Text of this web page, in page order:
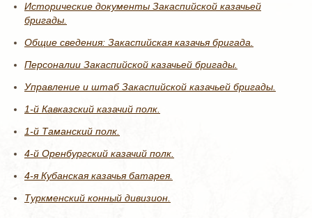
Исторические документы Закаспийской казачьей
бригады.
Общие сведения: Закаспийская казачья бригада.
Персоналии Закаспийской казачьей бригады.
Управление и штаб Закаспийской казачьей бригады.
1-й Кавказский казачий полк.
1-й Таманский полк.
4-й Оренбургский казачий полк.
4-я Кубанская казачья батарея.
Туркменский конный дивизион.